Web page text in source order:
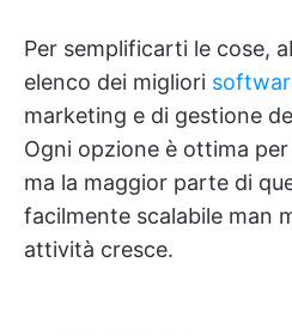
Per semplificarti le cose,
elenco dei migliori
marketing e di gestione
Ogni opzione è ottima
ma la maggior parte di
facilmente scalabile man
attività cresce.